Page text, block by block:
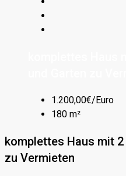
1.200,00€/Euro
180 m²
komplettes Haus mit
zu Vermieten